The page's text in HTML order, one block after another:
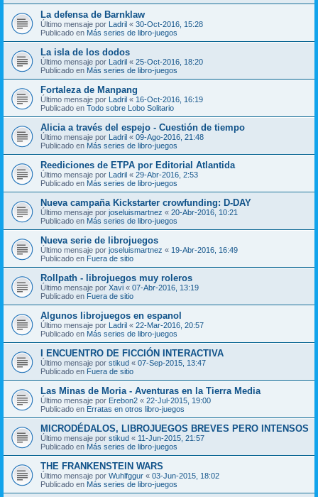
La defensa de Barnklaw
Último mensaje por Ladril « 30-Oct-2016, 15:28
Publicado en Más series de libro-juegos
La isla de los dodos
Último mensaje por Ladril « 25-Oct-2016, 18:20
Publicado en Más series de libro-juegos
Fortaleza de Manpang
Último mensaje por Ladril « 16-Oct-2016, 16:19
Publicado en Todo sobre Lobo Solitario
Alicia a través del espejo - Cuestión de tiempo
Último mensaje por Ladril « 09-Ago-2016, 21:48
Publicado en Más series de libro-juegos
Reediciones de ETPA por Editorial Atlantida
Último mensaje por Ladril « 29-Abr-2016, 2:53
Publicado en Más series de libro-juegos
Nueva campaña Kickstarter crowfunding: D-DAY
Último mensaje por joseluismartnez « 20-Abr-2016, 10:21
Publicado en Más series de libro-juegos
Nueva serie de librojuegos
Último mensaje por joseluismartnez « 19-Abr-2016, 16:49
Publicado en Fuera de sitio
Rollpath - librojuegos muy roleros
Último mensaje por Xavi « 07-Abr-2016, 13:19
Publicado en Fuera de sitio
Algunos librojuegos en espanol
Último mensaje por Ladril « 22-Mar-2016, 20:57
Publicado en Más series de libro-juegos
I ENCUENTRO DE FICCIÓN INTERACTIVA
Último mensaje por stikud « 07-Sep-2015, 13:47
Publicado en Fuera de sitio
Las Minas de Moria - Aventuras en la Tierra Media
Último mensaje por Erebon2 « 22-Jul-2015, 19:00
Publicado en Erratas en otros libro-juegos
MICRODÉDALOS, LIBROJUEGOS BREVES PERO INTENSOS
Último mensaje por stikud « 11-Jun-2015, 21:57
Publicado en Más series de libro-juegos
THE FRANKENSTEIN WARS
Último mensaje por Wuhlfggur « 03-Jun-2015, 18:02
Publicado en Más series de libro-juegos